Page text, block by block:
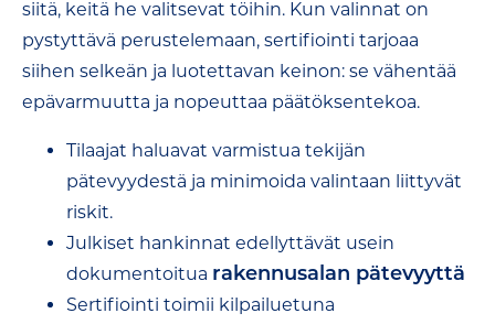
siitä, keitä he valitsevat töihin. Kun valinnat on
pystyttävä perustelemaan, sertifiointi tarjoaa
siihen selkeän ja luotettavan keinon: se vähentää
epävarmuutta ja nopeuttaa päätöksentekoa.
Tilaajat haluavat varmistua tekijän
pätevyydestä ja minimoida valintaan liittyvät
riskit.
Julkiset hankinnat edellyttävät usein
dokumentoitua rakennusalan pätevyyttä
Sertifiointi toimii kilpailuetuna